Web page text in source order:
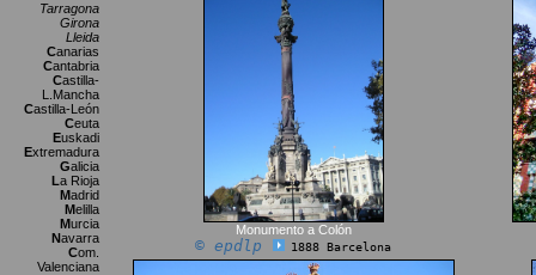
Tarragona
Girona
Lleida
Canarias
Cantabria
Castilla-
L.Mancha
Castilla-León
Ceuta
Euskadi
Extremadura
Galicia
La Rioja
Madrid
Melilla
Murcia
Navarra
Com.
Valenciana
Monumento a Colón
© epdlp 1888 Barcelona